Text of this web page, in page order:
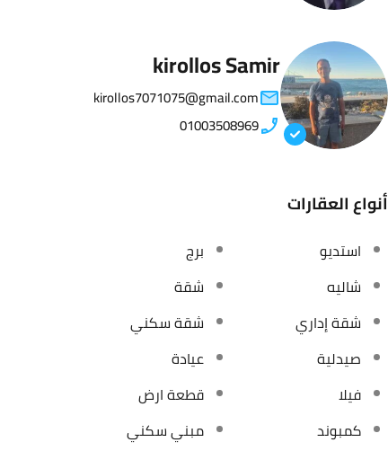
kirollos Samir
kirollos7071075@gmail.com
01003508969
أنواع العقارات
استديو
برج
شاليه
شقة
شقة إداري
شقة سكني
صيدلية
عيادة
فيلا
قطعة ارض
كمبوند
مبني سكني